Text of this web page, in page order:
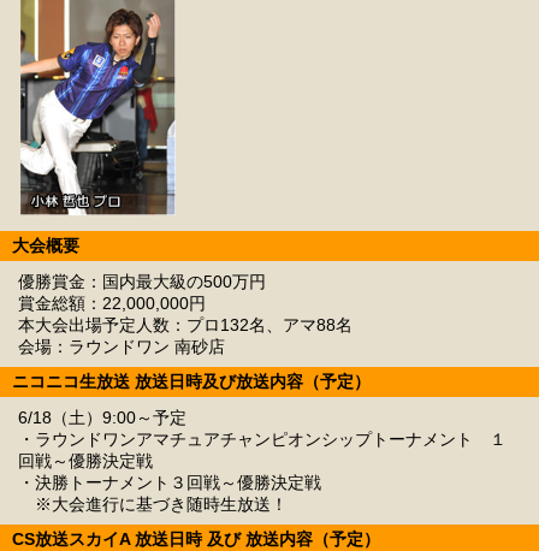
大会概要
優勝賞金：国内最大級の500万円
賞金総額：22,000,000円
本大会出場予定人数：プロ132名、アマ88名
会場：ラウンドワン 南砂店
ニコニコ生放送 放送日時及び放送内容（予定）
6/18（土）9:00～予定
・ラウンドワンアマチュアチャンピオンシップトーナメント １
回戦～優勝決定戦
・決勝トーナメント３回戦～優勝決定戦
※大会進行に基づき随時生放送！
CS放送スカイA 放送日時 及び 放送内容（予定）